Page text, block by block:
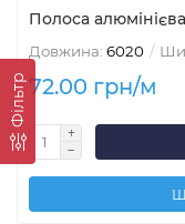
Фільтр
Полоса
Довжина: 6020
72.00 грн/м